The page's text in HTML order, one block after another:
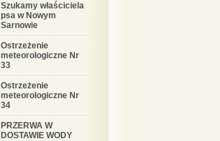
Szukamy właściciela
psa w Nowym
Sarnowie
Ostrzeżenie
meteorologiczne Nr
33
Ostrzeżenie
meteorologiczne Nr
34
PRZERWA W
DOSTAWIE WODY